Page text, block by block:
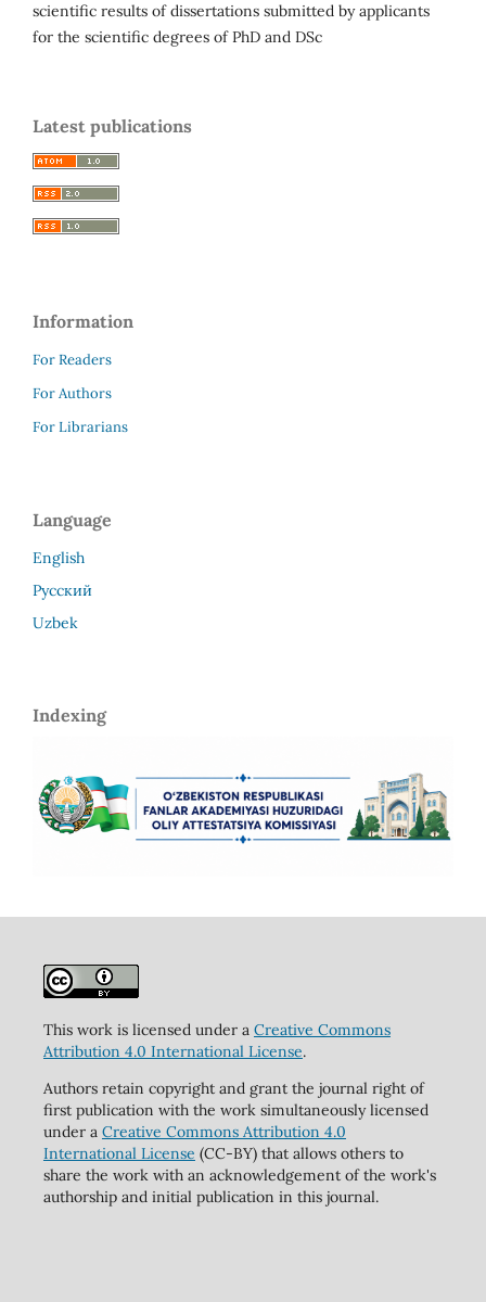
scientific results of dissertations submitted by applicants
for the scientific degrees of PhD and DSc
Latest publications
Information
For Readers
For Authors
For Librarians
Language
English
Русский
Uzbek
Indexing
This work is licensed under a Creative Commons
Attribution 4.0 International License.
Authors retain copyright and grant the journal right of
first publication with the work simultaneously licensed
under a Creative Commons Attribution 4.0
International License (CC-BY) that allows others to
share the work with an acknowledgement of the work's
authorship and initial publication in this journal.